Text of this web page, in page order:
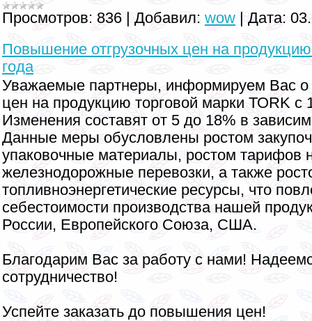
Просмотров: 836 Добавил: wow Дата:
Повышение отгрузочных цен на
года
Уважаемые партнеры, информируем Вас
цен на продукцию торговой марки ТОRK с
Изменения составят от 5 до 18% в
Данные меры обусловлены ростом
упаковочные материалы, ростом тарифов
железнодорожные перевозки, а также
топливноэнергетические ресурсы, что
себестоимости производства нашей
России, Европейского Союза, США.
Благодарим Вас за работу с нами!
сотрудничество!
Успейте заказать до повышения цен!